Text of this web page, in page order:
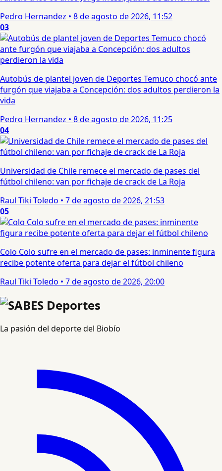
Pedro Hernandez • 8 de agosto de 2026, 11:52
03
Autobús de plantel joven de Deportes Temuco chocó ante
furgón que viajaba a Concepción: dos adultos perdieron la
vida
Pedro Hernandez • 8 de agosto de 2026, 11:25
04
Universidad de Chile remece el mercado de pases del
fútbol chileno: van por fichaje de crack de La Roja
Raul Tiki Toledo • 7 de agosto de 2026, 21:53
05
Colo Colo sufre en el mercado de pases: inminente figura
recibe potente oferta para dejar el fútbol chileno
Raul Tiki Toledo • 7 de agosto de 2026, 20:00
La pasión del deporte del Biobío